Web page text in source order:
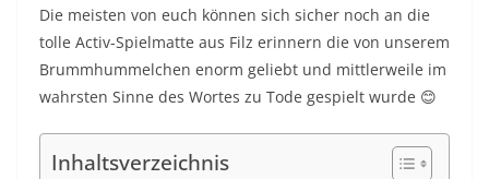
Die meisten von euch können sich sicher noch an die
tolle Activ-Spielmatte aus Filz erinnern die von unserem
Brummhummelchen enorm geliebt und mittlerweile im
wahrsten Sinne des Wortes zu Tode gespielt wurde 😊
Inhaltsverzeichnis